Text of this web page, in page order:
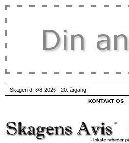
Skagen d. 8/8-2026 - 20. årgang
KONTAKT OS